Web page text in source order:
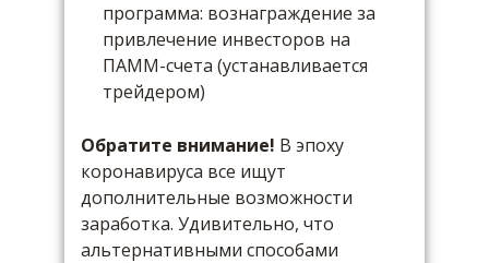
программа: вознаграждение за
привлечение инвесторов на
ПАММ-счета (устанавливается
трейдером)
Обратите внимание! В эпоху
коронавируса все ищут
дополнительные возможности
заработка. Удивительно, что
альтернативными способами